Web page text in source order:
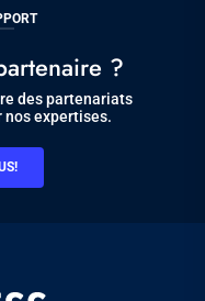
?
des partenariats
expertises.